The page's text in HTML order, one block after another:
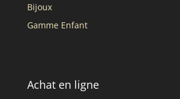
Bijoux
Gamme Enfant
Achat en ligne